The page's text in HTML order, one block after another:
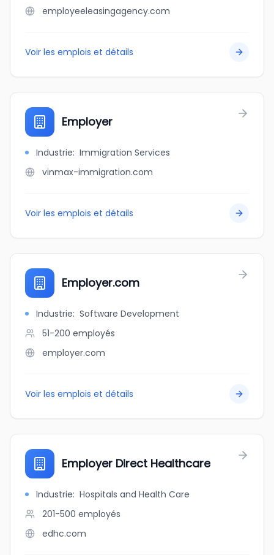
employeeleasingagency.com
Voir les emplois et détails
Employer
Industrie: Immigration Services
vinmax-immigration.com
Voir les emplois et détails
Employer.com
Industrie: Software Development
51-200 employés
employer.com
Voir les emplois et détails
Employer Direct Healthcare
Industrie: Hospitals and Health Care
201-500 employés
edhc.com